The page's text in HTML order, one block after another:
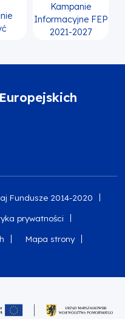
Kampanie
Informacyjne FEP
2021-2027
Fundusze 2014-2020
prywatności
Mapa strony